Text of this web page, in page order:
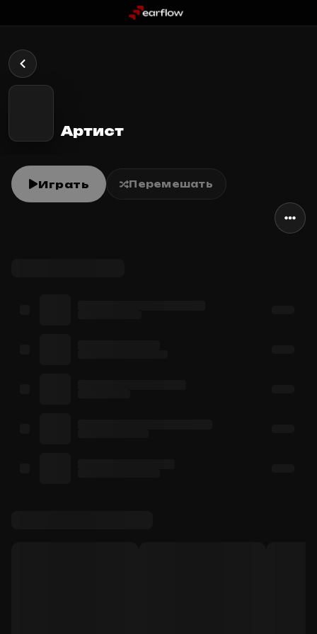
Артист
Играть Перемешать